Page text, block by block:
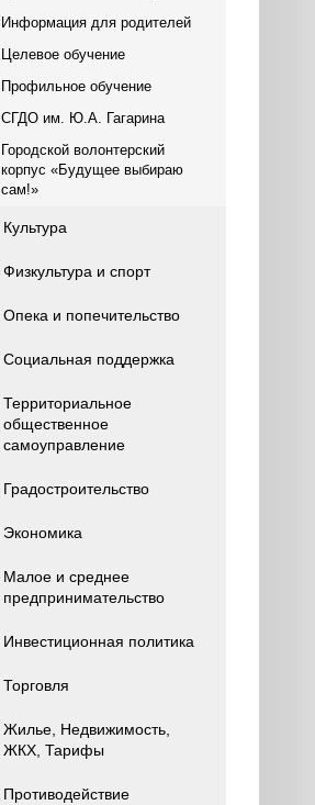
Информация для родителей
Целевое обучение
Профильное обучение
СГДО им. Ю.А. Гагарина
Городской волонтерский
корпус «Будущее выбираю
сам!»
Культура
Физкультура и спорт
Опека и попечительство
Социальная поддержка
Территориальное
общественное
самоуправление
Градостроительство
Экономика
Малое и среднее
предпринимательство
Инвестиционная политика
Торговля
Жилье, Недвижимость,
ЖКХ, Тарифы
Противодействие